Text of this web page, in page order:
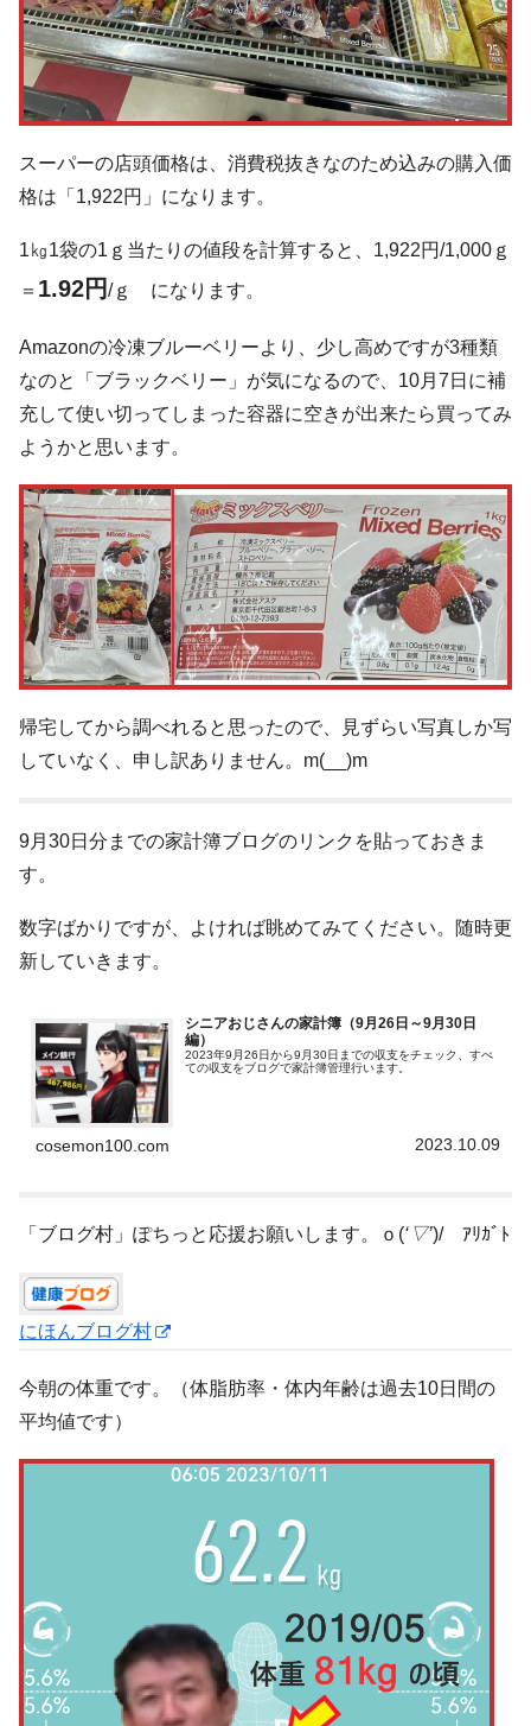
スーパーの店頭価格は、消費税抜きなのため込みの購入価
格は「1,922円」になります。
1㎏1袋の1ｇ当たりの値段を計算すると、1,922円/1,000ｇ
＝ 1.92円/ｇ になります。
Amazonの冷凍ブルーベリーより、少し高めですが3種類
なのと「ブラックベリー」が気になるので、10月7日に補
充して使い切ってしまった容器に空きが出来たら買ってみ
ようかと思います。
帰宅してから調べれると思ったので、見ずらい写真しか写
していなく、申し訳ありません。m(__)m
9月30日分までの家計簿ブログのリンクを貼っておきま
す。
数字ばかりですが、よければ眺めてみてください。随時更
新していきます。
シニアおじさんの家計簿（9月26日～9月30日
編）
2023年9月26日から9月30日までの収支をチェック、すべ
ての収支をブログで家計簿管理行います。
cosemon100.com 2023.10.09
「ブログ村」ぽちっと応援お願いします。ｏ(‘▽’)/ ｱﾘｶﾞﾄ
にほんブログ村
今朝の体重です。（体脂肪率・体内年齢は過去10日間の
平均値です）